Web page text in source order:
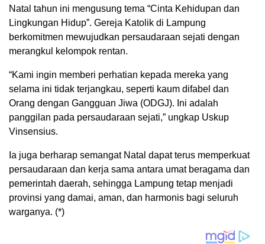
Natal tahun ini mengusung tema “Cinta Kehidupan dan
Lingkungan Hidup”. Gereja Katolik di Lampung
berkomitmen mewujudkan persaudaraan sejati dengan
merangkul kelompok rentan.
“Kami ingin memberi perhatian kepada mereka yang
selama ini tidak terjangkau, seperti kaum difabel dan
Orang dengan Gangguan Jiwa (ODGJ). Ini adalah
panggilan pada persaudaraan sejati,” ungkap Uskup
Vinsensius.
Ia juga berharap semangat Natal dapat terus memperkuat
persaudaraan dan kerja sama antara umat beragama dan
pemerintah daerah, sehingga Lampung tetap menjadi
provinsi yang damai, aman, dan harmonis bagi seluruh
warganya. (*)